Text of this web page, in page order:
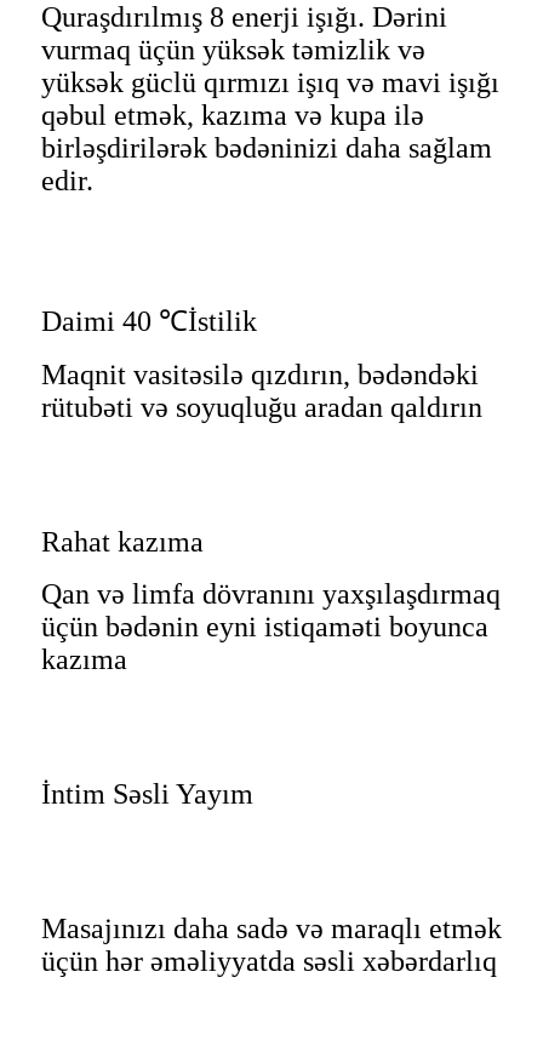
Quraşdırılmış 8 enerji işığı. Dərini
vurmaq üçün yüksək təmizlik və
yüksək güclü qırmızı işıq və mavi işığı
qəbul etmək, kazıma və kupa ilə
birləşdirilərək bədəninizi daha sağlam
edir.
Daimi 40 ℃İstilik
Maqnit vasitəsilə qızdırın, bədəndəki
rütubəti və soyuqluğu aradan qaldırın
Rahat kazıma
Qan və limfa dövranını yaxşılaşdırmaq
üçün bədənin eyni istiqaməti boyunca
kazıma
İntim Səsli Yayım
Masajınızı daha sadə və maraqlı etmək
üçün hər əməliyyatda səsli xəbərdarlıq